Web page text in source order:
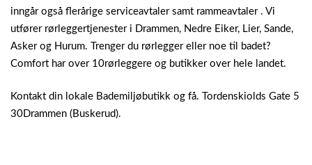
inngår også flerårige serviceavtaler samt rammeavtaler . Vi
utfører rørleggertjenester i Drammen, Nedre Eiker, Lier, Sande,
Asker og Hurum. Trenger du rørlegger eller noe til badet?
Comfort har over 10rørleggere og butikker over hele landet.
Kontakt din lokale Bademiljøbutikk og få. Tordenskiolds Gate 5
30Drammen (Buskerud).